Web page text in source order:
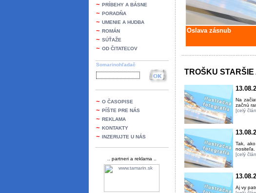
~ PRÍBEHY A BÁSNE
~ PORADŇA
~ UMENIE A HUDBA
~ ROMÁN
~ SÚŤAŽE
~ OD ČITATEĽOV
Somarinohľadač
~ O ČASOPISE
~ PÍŠTE PRE NÁS
~ REKLAMA
~ KONTAKTY
~ INZERUJTE U NÁS
.. partneri a reklama ..
Oslava zásnub
TROŠKU
Na
začnú
[celý
Tak,
nositeľa.
[celý
Aj vy